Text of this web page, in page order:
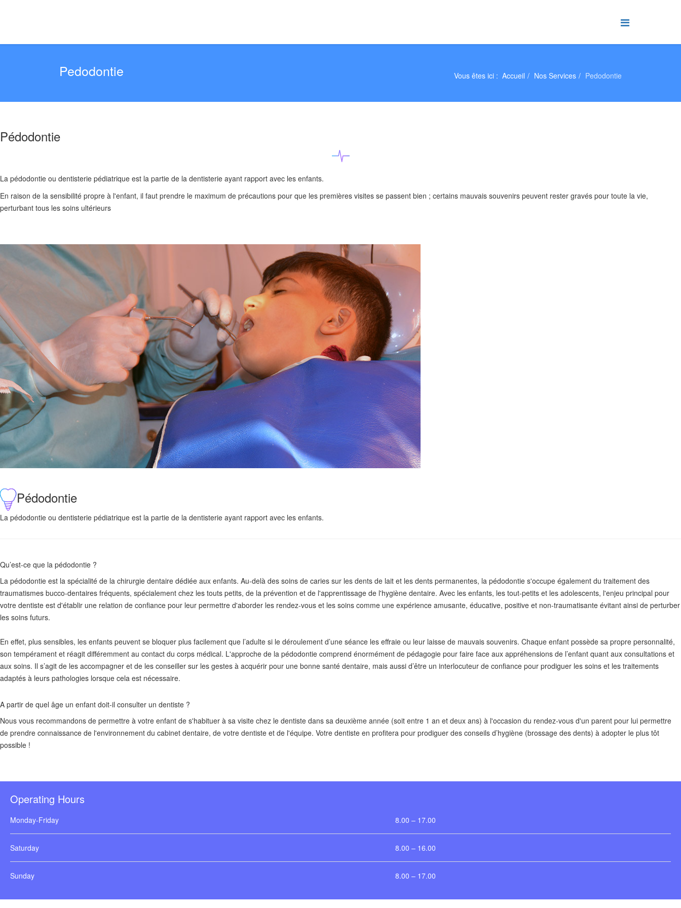
Pedodontie Vous êtes ici : Accueil Nos Services Pedodontie
Pédodontie
La pédodontie ou dentisterie pédiatrique est la partie de la dentisterie ayant rapport avec les enfants.
En raison de la sensibilité propre à l'enfant, il faut prendre le maximum de précautions pour que les premières visites se passent bien ; certains mauvais souvenirs peuvent rester gravés pour toute la vie,
perturbant tous les soins ultérieurs
Pédodontie
La pédodontie ou dentisterie pédiatrique est la partie de la dentisterie ayant rapport avec les enfants.
Qu’est-ce que la pédodontie ?
La pédodontie est la spécialité de la chirurgie dentaire dédiée aux enfants. Au-delà des soins de caries sur les dents de lait et les dents permanentes, la pédodontie s'occupe également du traitement des
traumatismes bucco-dentaires fréquents, spécialement chez les touts petits, de la prévention et de l'apprentissage de l'hygiène dentaire. Avec les enfants, les tout-petits et les adolescents, l'enjeu principal pour
votre dentiste est d'établir une relation de confiance pour leur permettre d'aborder les rendez-vous et les soins comme une expérience amusante, éducative, positive et non-traumatisante évitant ainsi de perturber
les soins futurs.
En effet, plus sensibles, les enfants peuvent se bloquer plus facilement que l’adulte si le déroulement d’une séance les effraie ou leur laisse de mauvais souvenirs. Chaque enfant possède sa propre personnalité,
son tempérament et réagit différemment au contact du corps médical. L'approche de la pédodontie comprend énormément de pédagogie pour faire face aux appréhensions de l’enfant quant aux consultations et
aux soins. Il s’agit de les accompagner et de les conseiller sur les gestes à acquérir pour une bonne santé dentaire, mais aussi d’être un interlocuteur de confiance pour prodiguer les soins et les traitements
adaptés à leurs pathologies lorsque cela est nécessaire.
A partir de quel âge un enfant doit-il consulter un dentiste ?
Nous vous recommandons de permettre à votre enfant de s'habituer à sa visite chez le dentiste dans sa deuxième année (soit entre 1 an et deux ans) à l'occasion du rendez-vous d'un parent pour lui permettre
de prendre connaissance de l'environnement du cabinet dentaire, de votre dentiste et de l'équipe. Votre dentiste en profitera pour prodiguer des conseils d’hygiène (brossage des dents) à adopter le plus tôt
possible !
Operating Hours
Monday-Friday 8.00 – 17.00
Saturday 8.00 – 16.00
Sunday 8.00 – 17.00